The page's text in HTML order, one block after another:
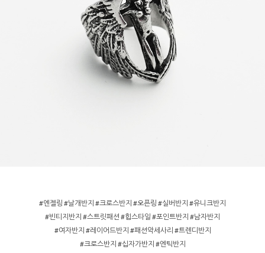
#엔젤링 #날개반지 #크로스반지 #오픈링 #실버반지 #유니크반지
#빈티지반지 #스트릿패션 #힙스타일 #포인트반지 #남자반지
#여자반지 #레이어드반지 #패션악세사리 #트렌디반지
#크로스반지 #십자가반지 #엔틱반지